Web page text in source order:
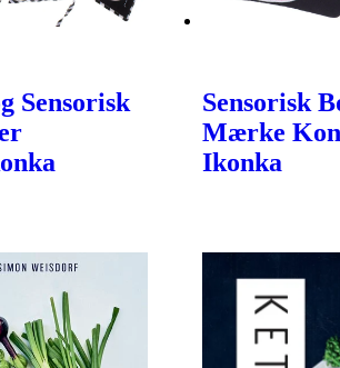
Sensorisk
Sensorisk
Mærke
Ikonka